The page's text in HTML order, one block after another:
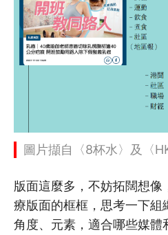
圖片擷自〈8杯水〉及〈
版面這麼多，不妨拓闊想像
療版面的框框，思考一下組
角度、元素，適合哪些媒體